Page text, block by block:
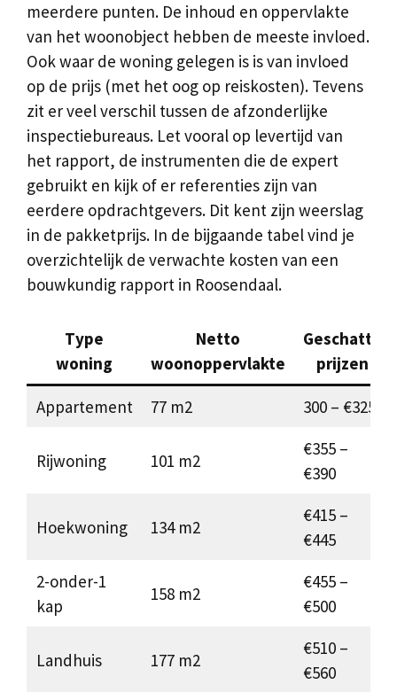
meerdere punten. De inhoud en oppervlakte
van het woonobject hebben de meeste invloed.
Ook waar de woning gelegen is is van invloed
op de prijs (met het oog op reiskosten). Tevens
zit er veel verschil tussen de afzonderlijke
inspectiebureaus. Let vooral op levertijd van
het rapport, de instrumenten die de expert
gebruikt en kijk of er referenties zijn van
eerdere opdrachtgevers. Dit kent zijn weerslag
in de pakketprijs. In de bijgaande tabel vind je
overzichtelijk de verwachte kosten van een
bouwkundig rapport in Roosendaal.
Type
woning
Netto
woonoppervlakte
Geschatte
prijzen
Appartement 77 m2 300 – €325
Rijwoning 101 m2
€355 –
€390
Hoekwoning 134 m2
€415 –
€445
2-onder-1
kap
158 m2
€455 –
€500
Landhuis 177 m2
€510 –
€560